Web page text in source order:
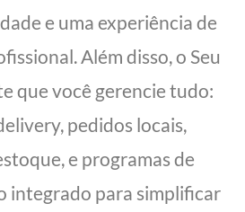
e uma experiência de
Além disso, o Seu
que você gerencie tudo:
pedidos locais,
e programas de
integrado para simplificar